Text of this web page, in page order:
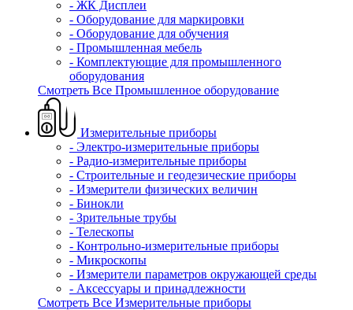
- ЖК Дисплеи
- Оборудование для маркировки
- Оборудование для обучения
- Промышленная мебель
- Комплектующие для промышленного
оборудования
Смотреть Все Промышленное оборудование
Измерительные приборы
- Электро-измерительные приборы
- Радио-измерительные приборы
- Строительные и геодезические приборы
- Измерители физических величин
- Бинокли
- Зрительные трубы
- Телескопы
- Контрольно-измерительные приборы
- Микроскопы
- Измерители параметров окружающей среды
- Аксессуары и принадлежности
Смотреть Все Измерительные приборы